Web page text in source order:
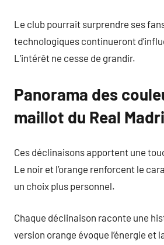
Le club pourrait surprendre ses
technologiques continueront
L’intérêt ne cesse de grandir.
Panorama des
maillot du Real
Ces déclinaisons apportent une
Le noir et l’orange renforcent le
un choix plus personnel.
Chaque déclinaison raconte une
version orange évoque l’énergie et